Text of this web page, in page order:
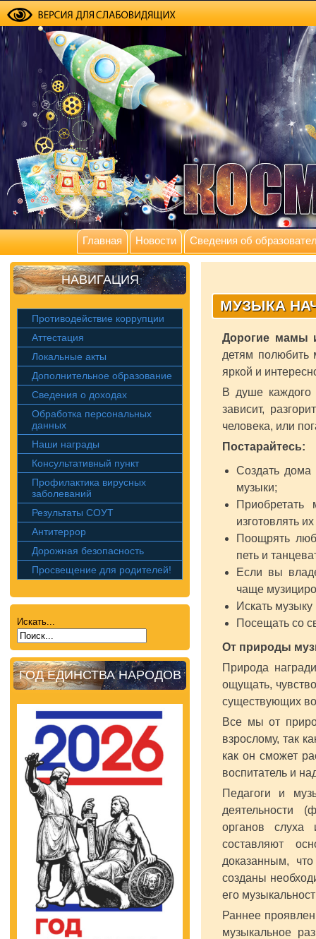
Главная Новости Сведения об
НАВИГАЦИЯ
Противодействие коррупции
Аттестация
Локальные акты
Дополнительное образование
Сведения о доходах
Обработка персональных
данных
Наши награды
Консультативный пункт
Профилактика вирусных
заболеваний
Результаты СОУТ
Антитеррор
Дорожная безопасность
Просвещение для родителей!
Искать...
ГОД ЕДИНСТВА НАРОДОВ
МУЗЫКА
Дорогие
детям полюбить
яркой и
В душе каждого
зависит,
человека, или
Постарайтесь:
Создать дома
музыки;
изготовлять
Поощрять
петь и
Если вы
чаще
Искать
Посещать со
От природы
Природа
ощущать,
существующих
Все мы от
взрослому, так
как он сможет
воспитатель и
Педагоги и
деятельности
органов слуха
составляют
доказанным,
созданы
его
Раннее
музыкальное